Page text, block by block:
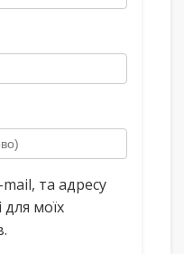
та адресу
моїх